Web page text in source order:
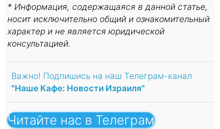
* Информация, содержащаяся в данной статье,
носит исключительно общий и ознакомительный
характер и не является юридической
консультацией.
Важно! Подпишись на наш Телеграм-канал
"Наше Кафе: Новости Израиля"
Читайте нас в Телеграм